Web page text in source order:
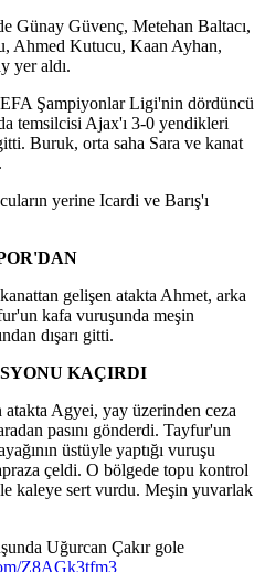
Günay Güvenç, Metehan Baltacı,
Ahmed Kutucu, Kaan Ayhan,
yer aldı.
Şampiyonlar Ligi'nin dördüncü
temsilcisi Ajax'ı 3-0 yendikleri
Buruk, orta saha Sara ve kanat
yerine Icardi ve Barış'ı
gelişen atakta Ahmet, arka
kafa vuruşunda meşin
dışarı gitti.
KAÇIRDI
Agyei, yay üzerinden ceza
pasını gönderdi. Tayfur'un
üstüyle yaptığı vuruşu
çeldi. O bölgede topu kontrol
kaleye sert vurdu. Meşin yuvarlak
Uğurcan Çakır gole
Z8AGk3tfm3